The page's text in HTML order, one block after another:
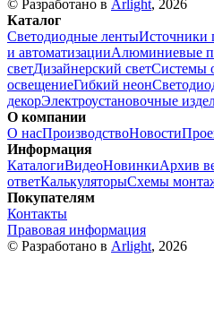
© Разработано в Arlight, 2026
Каталог
Светодиодные лентыИсточники
и автоматизацииАлюминиевые
светДизайнерский светСистемы
освещениеГибкий неон
декорЭлектроустановочные
О компании
О насПроизводствоНовости
Информация
КаталогиВидеоНовинкиАрхив
ответКалькуляторыСхемы
Покупателям
Контакты
Правовая информация
© Разработано в Arlight, 2026